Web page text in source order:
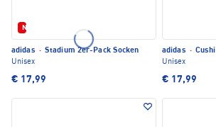
Neu
adidas · Stadium 2er-Pack Socken
Unisex
€ 17,99
adidas ·
Unisex
€ 17,99